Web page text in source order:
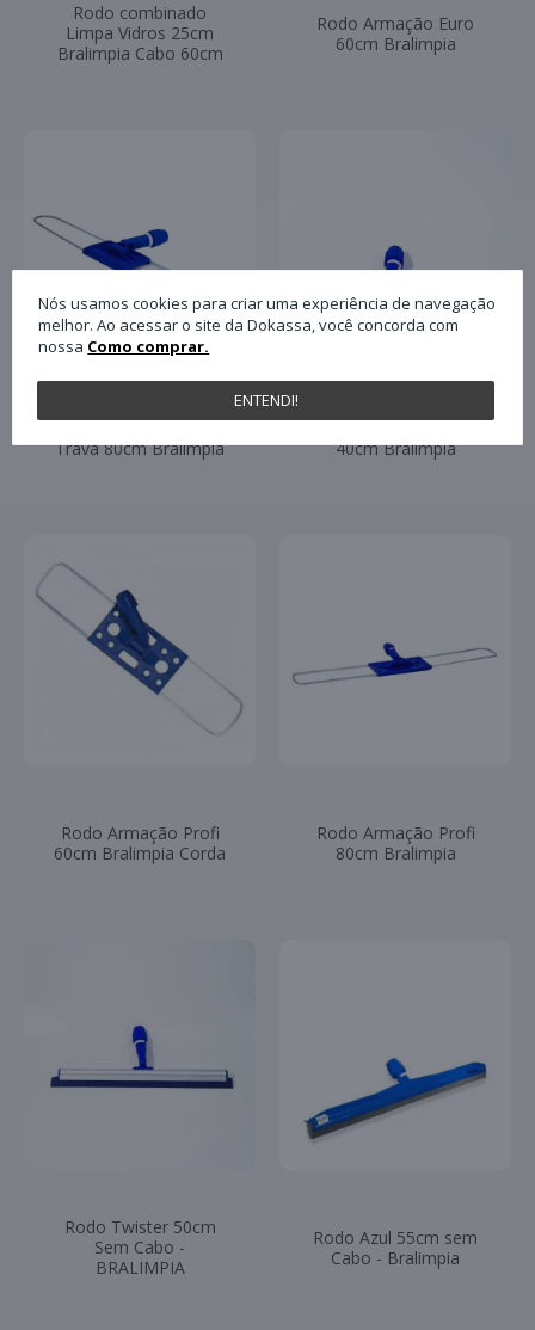
Rodo combinado
Limpa Vidros 25cm
Bralimpia Cabo 60cm
Rodo Armação Euro
60cm Bralimpia
Rodo Armação Euro
Trava 80cm Bralimpia
Rodo Armação Profi
40cm Bralimpia
Rodo Armação Profi
60cm Bralimpia Corda
Rodo Armação Profi
80cm Bralimpia
Rodo Twister 50cm
Sem Cabo -
BRALIMPIA
Rodo Azul 55cm sem
Cabo - Bralimpia
Nós usamos cookies para criar uma experiência de navegação
melhor. Ao acessar o site da Dokassa, você concorda com
nossa Como comprar.
ENTENDI!